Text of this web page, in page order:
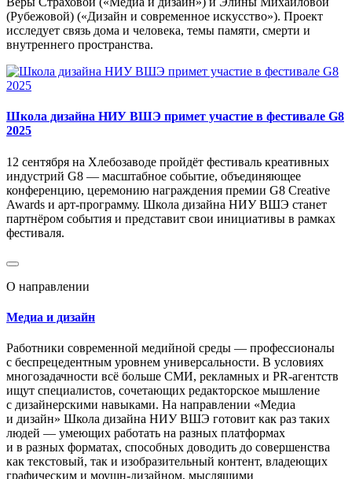
(Рубежовой) («Дизайн и современное искусство»). Проект
исследует связь дома и человека, темы памяти, смерти и
внутреннего пространства.
Школа дизайна НИУ ВШЭ примет участие в фестивале G8
2025
12 сентября на Хлебозаводе пройдёт фестиваль креативных
индустрий G8 — масштабное событие, объединяющее
конференцию, церемонию награждения премии G8 Creative
Awards и арт-программу. Школа дизайна НИУ ВШЭ станет
партнёром события и представит свои инициативы в рамках
фестиваля.
О направлении
Медиа и дизайн
Работники современной медийной среды — профессионалы
с беспрецедентным уровнем универсальности. В условиях
многозадачности всё больше СМИ, рекламных и PR-агентств
ищут специалистов, сочетающих редакторское мышление
с дизайнерскими навыками. На направлении «Медиа
и дизайн» Школа дизайна НИУ ВШЭ готовит как раз таких
людей — умеющих работать на разных платформах
и в разных форматах, способных доводить до совершенства
как текстовый, так и изобразительный контент, владеющих
графическим и моушн-дизайном, мыслящими